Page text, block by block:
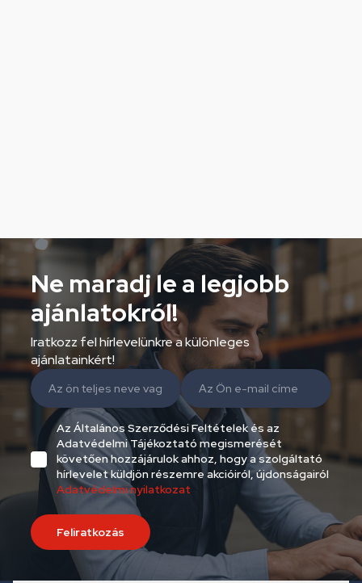
Ne maradj le a legjobb
ajánlatokról!
Iratkozz fel hírlevelünkre a különleges
ajánlatainkért!
Az Általános Szerződési Feltételek és az
Adatvédelmi Tájékoztató megismerését
követően hozzájárulok ahhoz, hogy a szolgáltató
hírlevelet küldjön részemre akcióiról, újdonságairól
Adatvédelmi nyilatkozat
Feliratkozás